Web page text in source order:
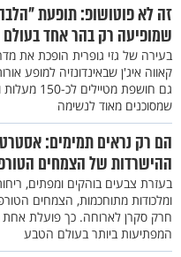
זה לא פוטושופ: תופעת
שמופיעה רק בהר אחד בעולם
בעירה של גזי גופרית הופכת את
קאווה איג'ן שבאינדונזיה למופע
גם חושפת
שמסוכנים מאוד לנשימה
הם רק נראים תמימים:
ההישרדות של הצמחים
בעזרת צבעים בוהקים ומפתים,
ומלכודות מתוחכמות, הצמחים
חרק סקרן לארוחה. כך פועלת
המפתיעות ביותר בעולם הטבע